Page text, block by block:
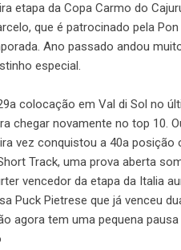
etapa da Copa Carmo do
que é patrocinado pela
Ano passado andou
especial.
colocação em Val di Sol no
chegar novamente no top 10.
vez conquistou a 40a
Track, uma prova aberta
vencedor da etapa da Italia
Puck Pietrese que já venceu
agora tem uma pequena